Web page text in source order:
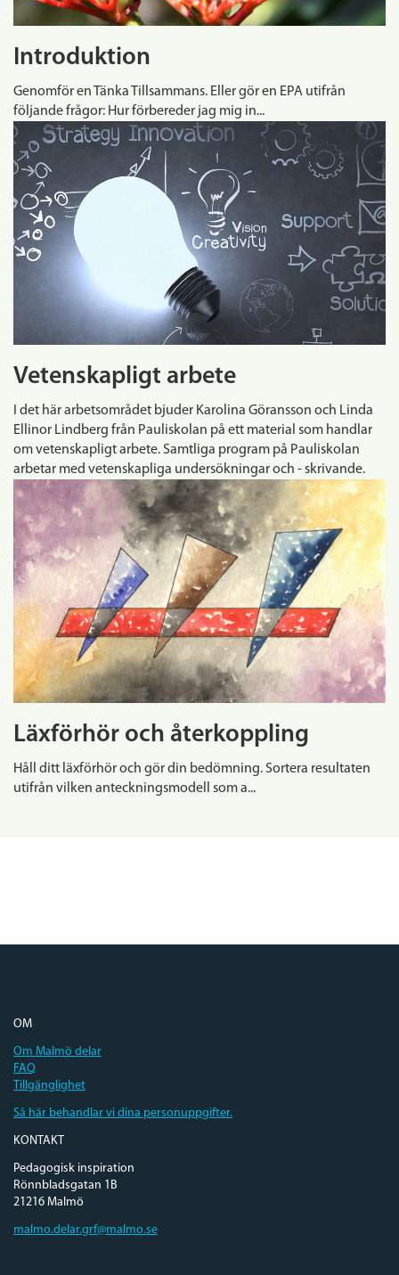
Introduktion
Genomför en Tänka Tillsammans. Eller gör en EPA utifrån
följande frågor: Hur förbereder jag mig in...
Vetenskapligt arbete
I det här arbetsområdet bjuder Karolina Göransson och Linda
Ellinor Lindberg från Pauliskolan på ett material som handlar
om vetenskapligt arbete. Samtliga program på Pauliskolan
arbetar med vetenskapliga undersökningar och - skrivande.
Läxförhör och återkoppling
Håll ditt läxförhör och gör din bedömning. Sortera resultaten
utifrån vilken anteckningsmodell som a...
OM
Om Malmö delar
FAQ
Tillgänglighet
Så här behandlar vi dina personuppgifter.
KONTAKT
Pedagogisk inspiration
Rönnbladsgatan 1B
21216 Malmö
malmo.delar.grf@malmo.se